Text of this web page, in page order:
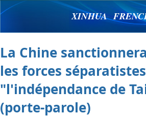
XINHUA
La Chine
les forces
"l'indépendance de
(porte-parole)